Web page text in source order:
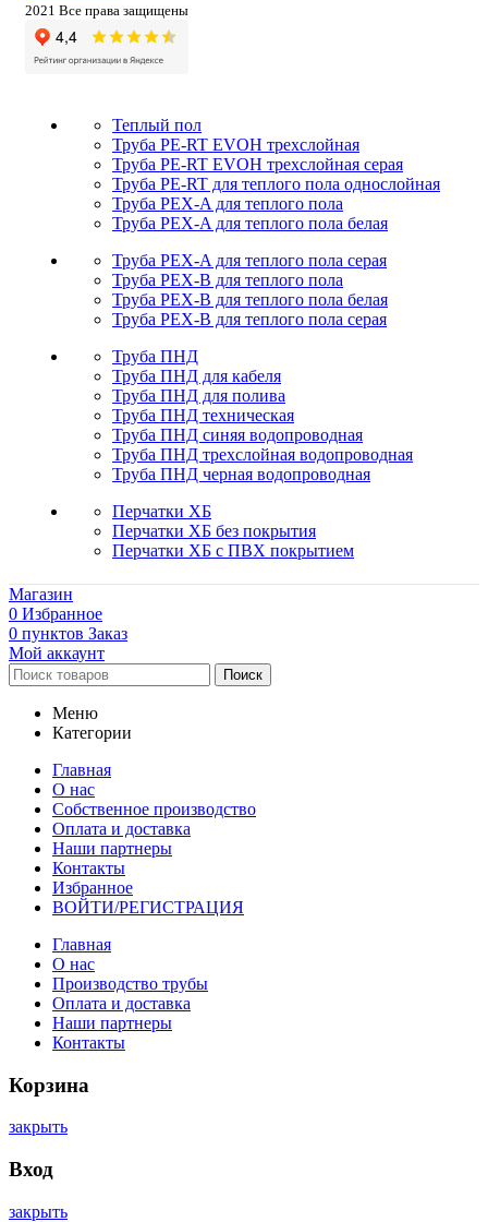
2021 Все права защищены
Теплый пол
Труба PE-RT EVOH трехслойная
Труба PE-RT EVOH трехслойная серая
Труба PE-RT для теплого пола однослойная
Труба PEX-A для теплого пола
Труба PEX-A для теплого пола белая
Труба PEX-A для теплого пола серая
Труба PEX-B для теплого пола
Труба PEX-B для теплого пола белая
Труба PEX-B для теплого пола серая
Труба ПНД
Труба ПНД для кабеля
Труба ПНД для полива
Труба ПНД техническая
Труба ПНД синяя водопроводная
Труба ПНД трехслойная водопроводная
Труба ПНД черная водопроводная
Перчатки ХБ
Перчатки ХБ без покрытия
Перчатки ХБ с ПВХ покрытием
Магазин
0 Избранное
0 пунктов Заказ
Мой аккаунт
Поиск
Меню
Категории
Главная
О нас
Собственное производство
Оплата и доставка
Наши партнеры
Контакты
Избранное
ВОЙТИ/РЕГИСТРАЦИЯ
Главная
О нас
Производство трубы
Оплата и доставка
Наши партнеры
Контакты
Корзина
закрыть
Вход
закрыть